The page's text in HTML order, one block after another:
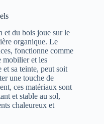
et du bois joue sur le
organique. Le
fonctionne comme
mobilier et les
et sa teinte, peut soit
une touche de
ces matériaux sont
et stable au sol,
chaleureux et